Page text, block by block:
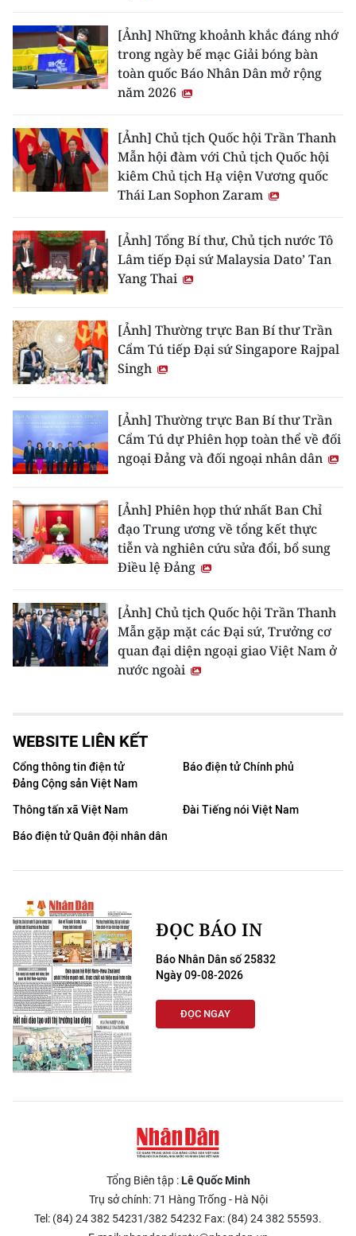
[Ảnh] Những khoảnh khắc đáng nhớ
trong ngày bế mạc Giải bóng bàn
toàn quốc Báo Nhân Dân mở rộng
năm 2026
[Ảnh] Chủ tịch Quốc hội Trần Thanh
Mẫn hội đàm với Chủ tịch Quốc hội
kiêm Chủ tịch Hạ viện Vương quốc
Thái Lan Sophon Zaram
[Ảnh] Tổng Bí thư, Chủ tịch nước Tô
Lâm tiếp Đại sứ Malaysia Dato’ Tan
Yang Thai
[Ảnh] Thường trực Ban Bí thư Trần
Cẩm Tú tiếp Đại sứ Singapore Rajpal
Singh
[Ảnh] Thường trực Ban Bí thư Trần
Cẩm Tú dự Phiên họp toàn thể về đối
ngoại Đảng và đối ngoại nhân dân
[Ảnh] Phiên họp thứ nhất Ban Chỉ
đạo Trung ương về tổng kết thực
tiễn và nghiên cứu sửa đổi, bổ sung
Điều lệ Đảng
[Ảnh] Chủ tịch Quốc hội Trần Thanh
Mẫn gặp mặt các Đại sứ, Trưởng cơ
quan đại diện ngoại giao Việt Nam ở
nước ngoài
WEBSITE LIÊN KẾT
Cổng thông tin điện tử
Đảng Cộng sản Việt Nam
Báo điện tử Chính phủ
Thông tấn xã Việt Nam
Đài Tiếng nói Việt Nam
Báo điện tử Quân đội nhân dân
ĐỌC BÁO IN
Báo Nhân Dân số 25832
Ngày 09-08-2026
ĐỌC NGAY
Tổng Biên tập :Lê Quốc Minh
Trụ sở chính: 71 Hàng Trống - Hà Nội
Tel: (84) 24 382 54231/382 54232 Fax: (84) 24 382 55593.